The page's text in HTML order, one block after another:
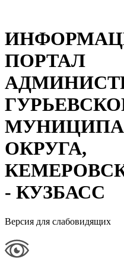
ПОРТАЛ
ОКРУГА,
- КУЗБАСС
Версия для слабовидящих